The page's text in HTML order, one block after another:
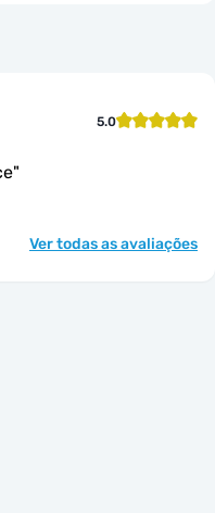
5.0
"
Ver todas as avaliações